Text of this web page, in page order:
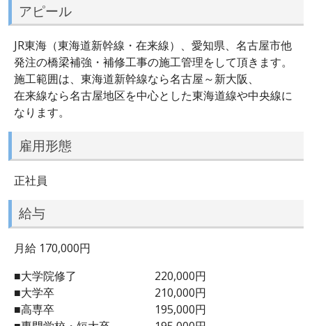
アピール
JR東海（東海道新幹線・在来線）、愛知県、名古屋市他
発注の橋梁補強・補修工事の施工管理をして頂きます。
施工範囲は、東海道新幹線なら名古屋～新大阪、
在来線なら名古屋地区を中心とした東海道線や中央線に
なります。
雇用形態
正社員
給与
月給 170,000円
■大学院修了 220,000円
■大学卒 210,000円
■高専卒 195,000円